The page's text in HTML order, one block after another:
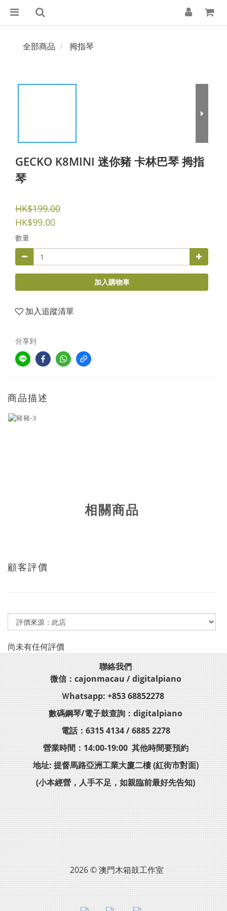
全部商品 拇指琴
GECKO K8MINI 迷你豬 卡林巴琴 拇指
琴
HK$199.00
HK$99.00
數量
加入購物車
加入追蹤清單
分享到
商品描述
相關商品
顧客評價
尚未有任何評價
聯絡我們
微信：cajonmacau / digitalpiano
Ｗhatsapp: +853 68852278
數碼鋼琴/電子鼓查詢：digitalpiano
電話：6315 4134 / 6885 2278
營業時間：14:00-19:00 其他時間要預約
地址: 提督馬路亞洲工業大廈二樓 (紅街市對面)
(小本經營，人手不足，如親臨前最好先告知)
2026 © 澳門木箱鼓工作室